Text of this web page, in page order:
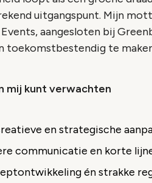
uitgangspunt. Mijn
Events, aangesloten bij
toekomstbestendig te
mij kunt verwachten
en strategische
communicatie en korte
én strakke